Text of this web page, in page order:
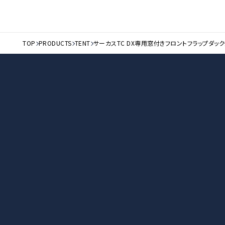
TOP PRODUCTS TENT サーカスTC DX専用窓付きフロントフラップダッ